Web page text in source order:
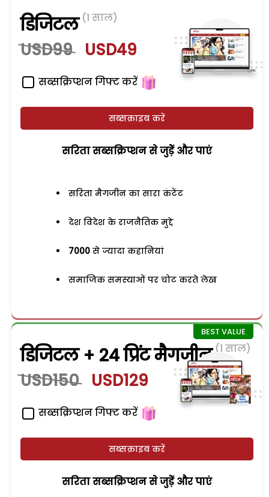
डिजिटल (1 साल)
USD99 USD49
सब्सक्रिप्शन गिफ्ट करें
सब्सक्राइब करें
सरिता सब्सक्रिप्शन से जुड़ेें और पाएं
सरिता मैगजीन का सारा कंटेंट
देश विदेश के राजनैतिक मुद्दे
7000 से ज्यादा कहानियां
समाजिक समस्याओं पर चोट करते लेख
डिजिटल + 24 प्रिंट मैगजीन (1 साल)
USD150 USD129
सब्सक्रिप्शन गिफ्ट करें
सब्सक्राइब करें
सरिता सब्सक्रिप्शन से जुड़ेें और पाएं